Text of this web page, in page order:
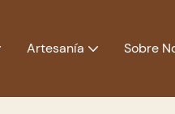
Artesanía Sobre